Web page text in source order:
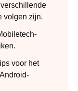
volgen zijn.
voor het